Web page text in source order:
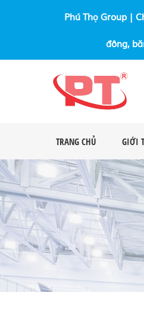
Phú Thọ Group |
đông,
TRANG CHỦ GIỚI